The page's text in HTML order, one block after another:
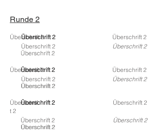
Runde 2
Überschrift 2
Überschrift 2
Überschrift 2
Überschrift 2
Überschrift 2
Überschrift 2
Überschrift 2
Überschrift 2
Überschrift 2
Überschrift 2
Überschrift 2
Überschrift 2
Überschrift 2
Überschrift 2
Überschrift 2
Überschrif
t 2
Überschrift 2
Überschrift 2
Überschrift 2
Überschrift 2
Überschrift 2